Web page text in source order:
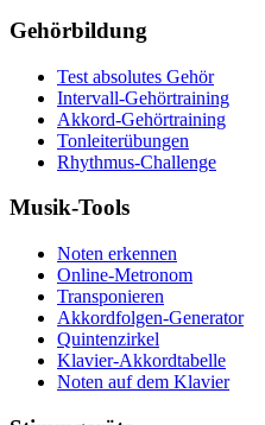
Gehörbildung
Test absolutes Gehör
Intervall-Gehörtraining
Akkord-Gehörtraining
Tonleiterübungen
Rhythmus-Challenge
Musik-Tools
Noten erkennen
Online-Metronom
Transponieren
Akkordfolgen-Generator
Quintenzirkel
Klavier-Akkordtabelle
Noten auf dem Klavier